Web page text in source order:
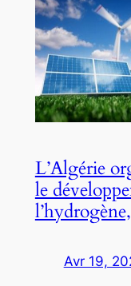
L’Algérie
le
Avr 19,